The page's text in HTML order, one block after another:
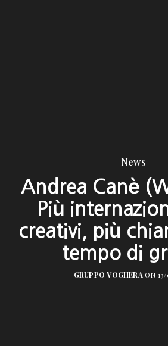
News
Andrea Canè
Più
creativi, più
tempo di
GRUPPO VOGHERAON 13/